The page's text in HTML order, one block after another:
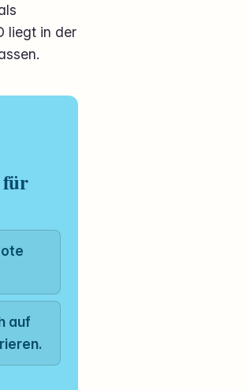
liegt in der
für
auf